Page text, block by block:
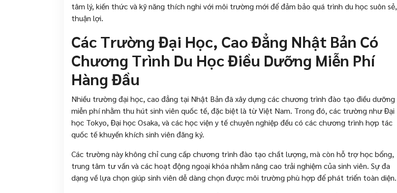
tâm lý, kiến thức và kỹ năng thích nghi với môi trường mới để đảm bảo quá trình du học suôn sẻ,
thuận lợi.
Các Trường Đại Học, Cao Đẳng Nhật Bản Có
Chương Trình Du Học Điều Dưỡng Miễn Phí
Hàng Đầu
Nhiều trường đại học, cao đẳng tại Nhật Bản đã xây dựng các chương trình đào tạo điều dưỡng
miễn phí nhằm thu hút sinh viên quốc tế, đặc biệt là từ Việt Nam. Trong đó, các trường như Đại
học Tokyo, Đại học Osaka, và các học viện y tế chuyên nghiệp đều có các chương trình hợp tác
quốc tế khuyến khích sinh viên đăng ký.
Các trường này không chỉ cung cấp chương trình đào tạo chất lượng, mà còn hỗ trợ học bổng,
trung tâm tư vấn và các hoạt động ngoại khóa nhằm nâng cao trải nghiệm của sinh viên. Sự đa
dạng về lựa chọn giúp sinh viên dễ dàng chọn được môi trường phù hợp để phát triển toàn diện.